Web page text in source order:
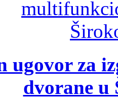
ugovor za
dvorane u